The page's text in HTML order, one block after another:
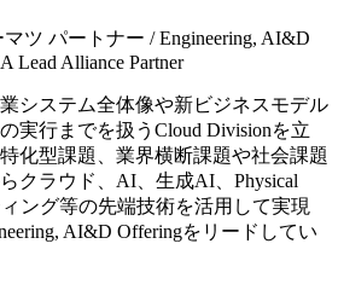
ツ パートナー / Engineering, AI&D
Lead Alliance Partner
システム全体像や新ビジネスモデル
実行までを扱うCloud Divisionを立
化型課題、業界横断課題や社会課題
クラウド、AI、生成AI、Physical
ング等の先端技術を活用して実現
AI&D Offeringをリードしてい